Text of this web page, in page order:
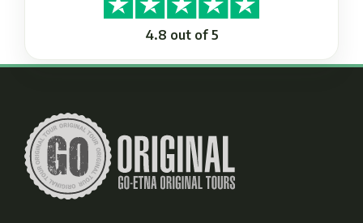
4.8 out of 5